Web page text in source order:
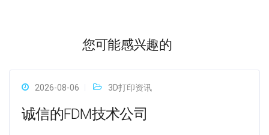
您可能感兴趣的
2026-08-06 3D打印资讯
诚信的FDM技术公司